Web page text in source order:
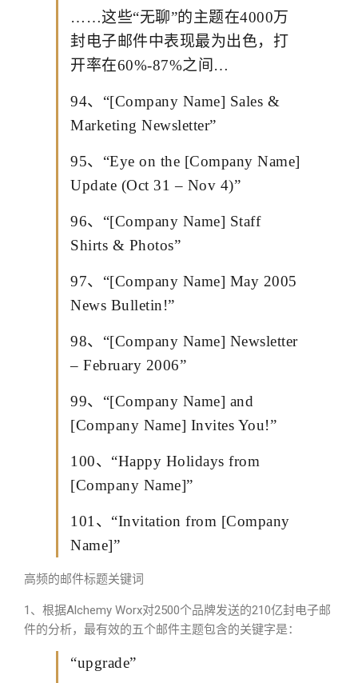
……这些“无聊”的主题在4000万
封电子邮件中表现最为出色，打
开率在60%-87%之间…
94、“[Company Name] Sales &
Marketing Newsletter”
95、“Eye on the [Company Name]
Update (Oct 31 – Nov 4)”
96、“[Company Name] Staff
Shirts & Photos”
97、“[Company Name] May 2005
News Bulletin!”
98、“[Company Name] Newsletter
– February 2006”
99、“[Company Name] and
[Company Name] Invites You!”
100、“Happy Holidays from
[Company Name]”
101、“Invitation from [Company
Name]”
高频的邮件标题关键词
1、根据Alchemy Worx对2500个品牌发送的210亿封电子邮
件的分析，最有效的五个邮件主题包含的关键字是：
“upgrade”